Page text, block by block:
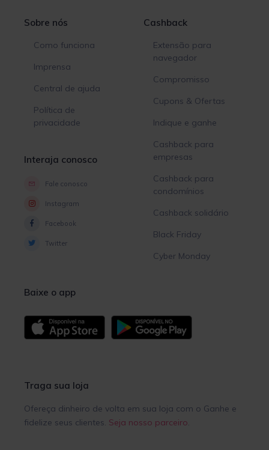
Sobre nós
Como funciona
Imprensa
Central de ajuda
Política de
privacidade
Interaja conosco
Fale conosco
Instagram
Facebook
Twitter
Cashback
Extensão para
navegador
Compromisso
Cupons & Ofertas
Indique e ganhe
Cashback para
empresas
Cashback para
condomínios
Cashback solidário
Black Friday
Cyber Monday
Baixe o app
Traga sua loja
Ofereça dinheiro de volta em sua loja com o Ganhe e
fidelize seus clientes. Seja nosso parceiro.